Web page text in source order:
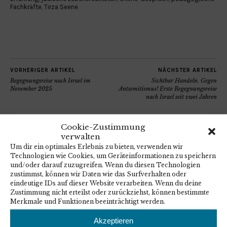
Cookie-Zustimmung
verwalten
Um dir ein optimales Erlebnis zu bieten, verwenden wir
Technologien wie Cookies, um Geräteinformationen zu speichern
und/oder darauf zuzugreifen. Wenn du diesen Technologien
zustimmst, können wir Daten wie das Surfverhalten oder
eindeutige IDs auf dieser Website verarbeiten. Wenn du deine
Zustimmung nicht erteilst oder zurückziehst, können bestimmte
Merkmale und Funktionen beeinträchtigt werden.
Akzeptieren
Fachkräfte Tirza Seene
VORHERIGER ARTIKEL
Begegnungsreise nach Israel im
November 2025
NÄCHSTER ARTIKEL
Sichtbar Handeln. Gegen
Antsemitismus! Erste Begegnungsreise
nach Israel seit zwei Jahren